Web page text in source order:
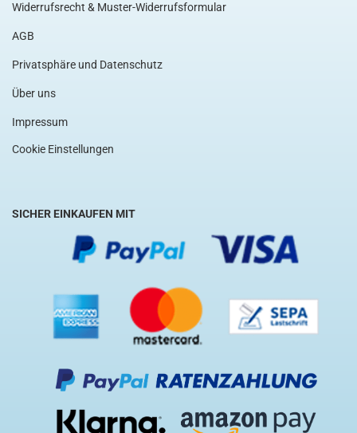
Widerrufsrecht & Muster-Widerrufsformular
AGB
Privatsphäre und Datenschutz
Über uns
Impressum
Cookie Einstellungen
SICHER EINKAUFEN MIT